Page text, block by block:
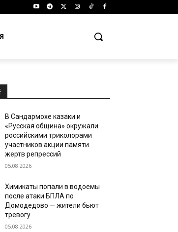
В Сандармохе казаки и
«Русская община» окружали
российскими триколорами
участников акции памяти
жертв репрессий
05.08.2026
Химикаты попали в водоемы
после атаки БПЛА по
Домодедово — жители бьют
тревогу
05.08.2026